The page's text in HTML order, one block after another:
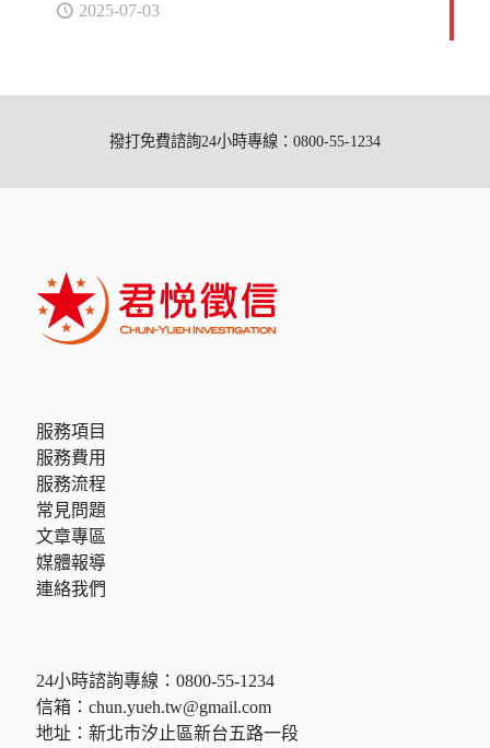
2025-07-03
撥打免費諮詢24小時專線：0800-55-1234
服務項目
服務費用
服務流程
常見問題
文章專區
媒體報導
連絡我們
24小時諮詢專線： 0800-55-1234
信箱： chun.yueh.tw@gmail.com
地址：新北市汐止區新台五路一段